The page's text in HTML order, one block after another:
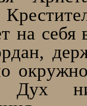
на себя
Дух